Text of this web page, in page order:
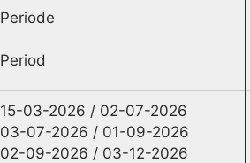
Periode
Period
15-03-2026 / 02-07-2026
03-07-2026 / 01-09-2026
02-09-2026 / 03-12-2026